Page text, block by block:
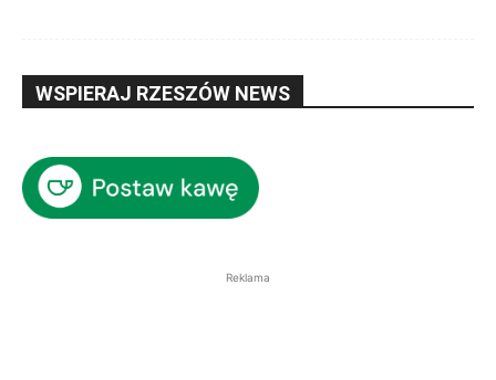
WSPIERAJ RZESZÓW NEWS
Reklama